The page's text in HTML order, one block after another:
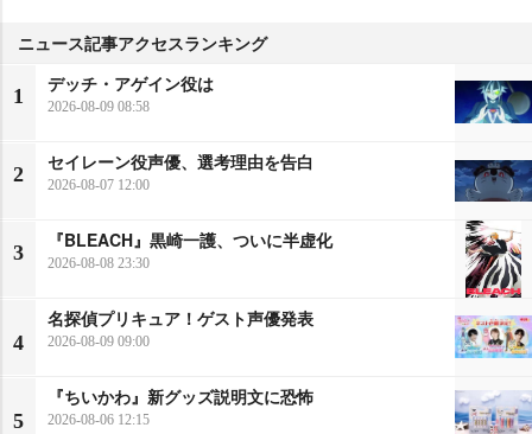
ニュース記事アクセスランキング
1
デッチ・アゲイン役は
2026-08-09 08:58
2
セイレーン役声優、選考理由を告白
2026-08-07 12:00
3
『BLEACH』黒崎一護、ついに半虚化
2026-08-08 23:30
4
名探偵プリキュア！ゲスト声優発表
2026-08-09 09:00
5
『ちいかわ』新グッズ説明文に恐怖
2026-08-06 12:15